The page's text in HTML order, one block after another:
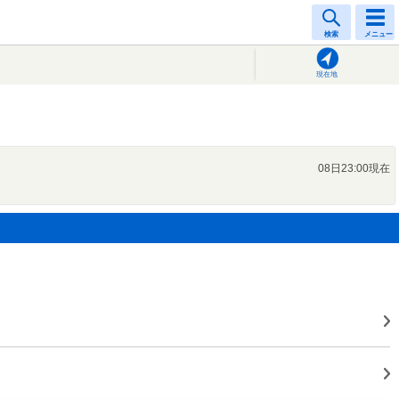
検索 メニュー
現在地
08日23:00現在